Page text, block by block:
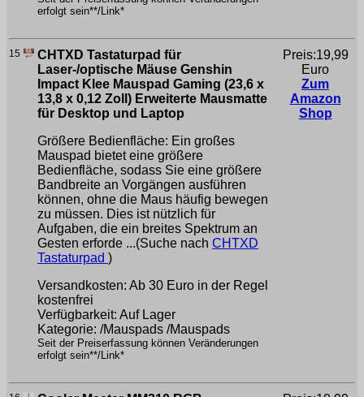
erfolgt sein**/Link*
15
CHTXD Tastaturpad für
Laser-/optische Mäuse Genshin
Impact Klee Mauspad Gaming (23,6 x
13,8 x 0,12 Zoll) Erweiterte Mausmatte
für Desktop und Laptop
Größere Bedienfläche: Ein großes
Mauspad bietet eine größere
Bedienfläche, sodass Sie eine größere
Bandbreite an Vorgängen ausführen
können, ohne die Maus häufig bewegen
zu müssen. Dies ist nützlich für
Aufgaben, die ein breites Spektrum an
Gesten erforde ...(Suche nach CHTXD
Tastaturpad )
Versandkosten: Ab 30 Euro in der Regel
kostenfrei
Verfügbarkeit: Auf Lager
Kategorie: /Mauspads /Mauspads
Seit der Preiserfassung können Veränderungen
erfolgt sein**/Link*
Preis:19,99
Euro
Zum
Amazon
Shop